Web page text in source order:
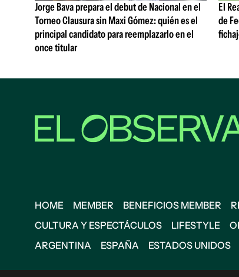
Jorge Bava prepara el debut de Nacional en el
Torneo Clausura sin Maxi Gómez: quién es el
principal candidato para reemplazarlo en el
once titular
El
de
HOME MEMBER BENEFICIOS MEMBER
CULTURA Y ESPECTÁCULOS
LIFESTYLE
ARGENTINA
ESPAÑA ESTADOS UNIDOS